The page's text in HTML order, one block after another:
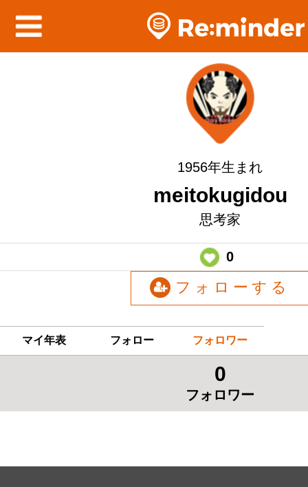
1956年生まれ
meitokugidou
思考家
0
フォローする
マイ年表 フォロー フォロワー
0
フォロワー